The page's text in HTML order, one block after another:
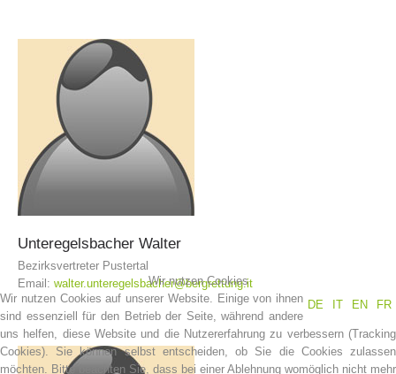
Einsätze
Unteregelsbacher Walter
Bezirksvertreter Pustertal
Email: walter.unteregelsbacher@bergrettung.it
Wir nutzen Cookies
DE
IT EN FR
Wir nutzen Cookies auf unserer Website. Einige von ihnen
sind essenziell für den Betrieb der Seite, während andere
uns helfen, diese Website und die Nutzererfahrung zu verbessern (Tracking
Cookies). Sie können selbst entscheiden, ob Sie die Cookies zulassen
möchten. Bitte beachten Sie, dass bei einer Ablehnung womöglich nicht mehr